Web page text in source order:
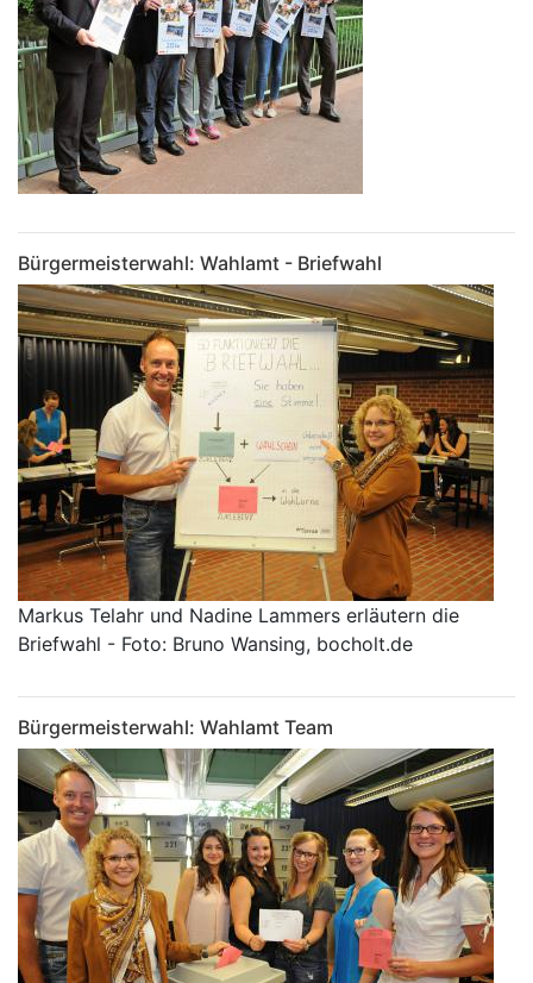
Bürgermeisterwahl: Wahlamt - Briefwahl
Markus Telahr und Nadine Lammers erläutern die
Briefwahl - Foto: Bruno Wansing, bocholt.de
Bürgermeisterwahl: Wahlamt Team